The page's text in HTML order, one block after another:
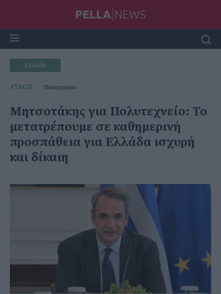
Ελλάδα
#TAGS Πολυτεχνείο
Μητσοτάκης για Πολυτεχνείο: Το
μετατρέπουμε σε καθημερινή
προσπάθεια για Ελλάδα ισχυρή
και δίκαιη